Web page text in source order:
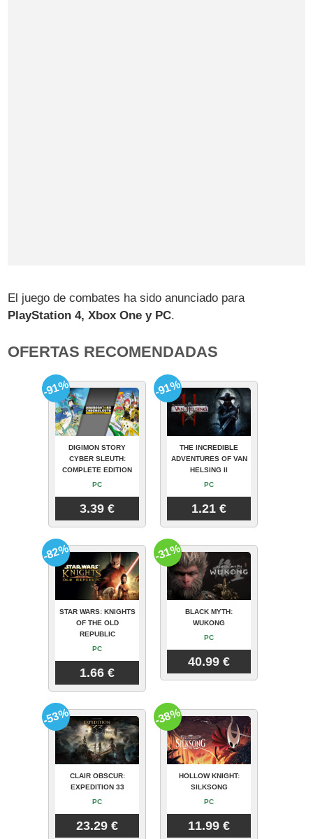
El juego de combates ha sido anunciado para
PlayStation 4, Xbox One y PC.
OFERTAS RECOMENDADAS
DIGIMON STORY
CYBER SLEUTH:
COMPLETE EDITION
PC
3.39 €
-91%
THE INCREDIBLE
ADVENTURES OF VAN
HELSING II
PC
1.21 €
-91%
STAR WARS: KNIGHTS
OF THE OLD
REPUBLIC
PC
1.66 €
-82%
BLACK MYTH:
WUKONG
PC
40.99 €
-31%
CLAIR OBSCUR:
EXPEDITION 33
PC
23.29 €
-53%
HOLLOW KNIGHT:
SILKSONG
PC
11.99 €
-38%